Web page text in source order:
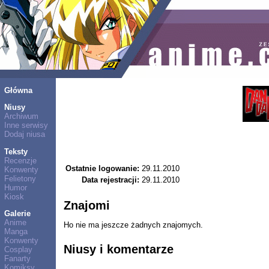
Główna
Niusy
Archiwum
Inne serwisy
Dodaj niusa
Teksty
Recenzje
Konwenty
Felietony
Humor
Kiosk
Galerie
Anime
Manga
Konwenty
Cosplay
Fanarty
Ostatnie logowanie: 29.11.2010
Data rejestracji: 29.11.2010
Znajomi
Ho nie ma jeszcze żadnych znajomych.
Niusy i komentarze